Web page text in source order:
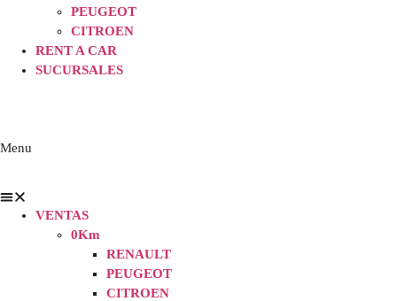
PEUGEOT
CITROEN
RENT A CAR
SUCURSALES
Menu
VENTAS
0Km
RENAULT
PEUGEOT
CITROEN